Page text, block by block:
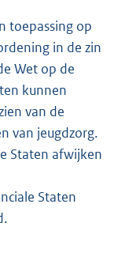
toepassing op
in de zin
Wet op de
kunnen
van de
van jeugdzorg.
Staten afwijken
Staten